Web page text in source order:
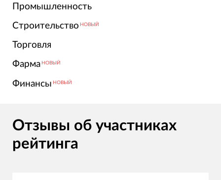
Промышленность
Строительство НОВЫЙ
Торговля
Фарма НОВЫЙ
Финансы НОВЫЙ
Отзывы об участниках
рейтинга